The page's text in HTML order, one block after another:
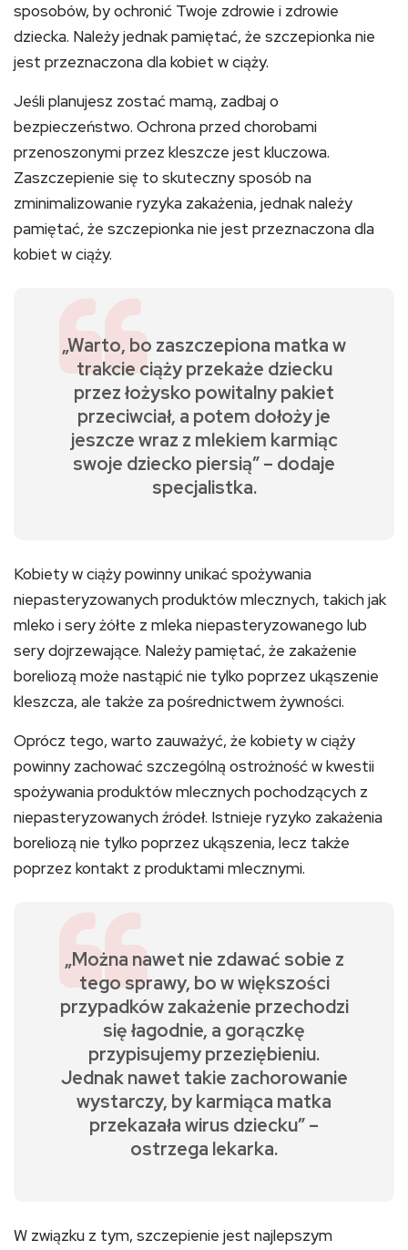
sposobów, by ochronić Twoje zdrowie i zdrowie
dziecka. Należy jednak pamiętać, że szczepionka nie
jest przeznaczona dla kobiet w ciąży.
Jeśli planujesz zostać mamą, zadbaj o
bezpieczeństwo. Ochrona przed chorobami
przenoszonymi przez kleszcze jest kluczowa.
Zaszczepienie się to skuteczny sposób na
zminimalizowanie ryzyka zakażenia, jednak należy
pamiętać, że szczepionka nie jest przeznaczona dla
kobiet w ciąży.
„Warto, bo zaszczepiona matka w
trakcie ciąży przekaże dziecku
przez łożysko powitalny pakiet
przeciwciał, a potem dołoży je
jeszcze wraz z mlekiem karmiąc
swoje dziecko piersią” – dodaje
specjalistka.
Kobiety w ciąży powinny unikać spożywania
niepasteryzowanych produktów mlecznych, takich jak
mleko i sery żółte z mleka niepasteryzowanego lub
sery dojrzewające. Należy pamiętać, że zakażenie
boreliozą może nastąpić nie tylko poprzez ukąszenie
kleszcza, ale także za pośrednictwem żywności.
Oprócz tego, warto zauważyć, że kobiety w ciąży
powinny zachować szczególną ostrożność w kwestii
spożywania produktów mlecznych pochodzących z
niepasteryzowanych źródeł. Istnieje ryzyko zakażenia
boreliozą nie tylko poprzez ukąszenia, lecz także
poprzez kontakt z produktami mlecznymi.
„Można nawet nie zdawać sobie z
tego sprawy, bo w większości
przypadków zakażenie przechodzi
się łagodnie, a gorączkę
przypisujemy przeziębieniu.
Jednak nawet takie zachorowanie
wystarczy, by karmiąca matka
przekazała wirus dziecku” –
ostrzega lekarka.
W związku z tym, szczepienie jest najlepszym